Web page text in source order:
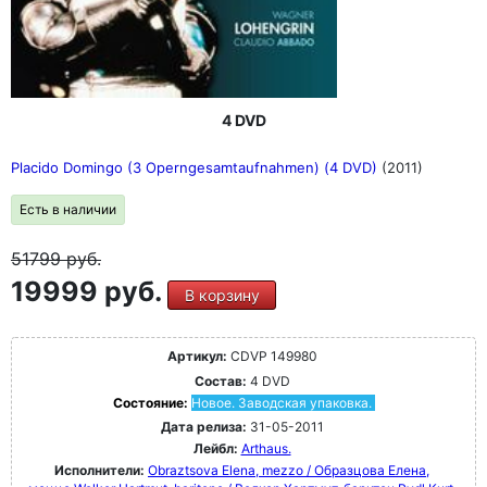
4 DVD
Placido Domingo (3 Operngesamtaufnahmen) (4 DVD) (2011)
Есть в наличии
51799руб.
19999 руб. В корзину
Артикул: CDVP 149980
Состав: 4 DVD
Состояние: Новое. Заводская упаковка.
Дата релиза: 31-05-2011
Лейбл: Arthaus.
Исполнители: Obraztsova Elena, mezzo / Образцова Елена,